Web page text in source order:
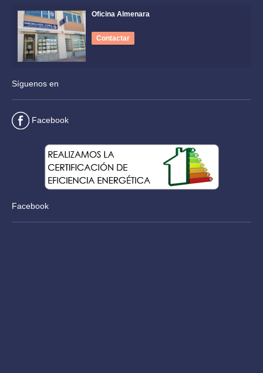
Oficina Almenara
Contactar
Síguenos en
Facebook
Facebook